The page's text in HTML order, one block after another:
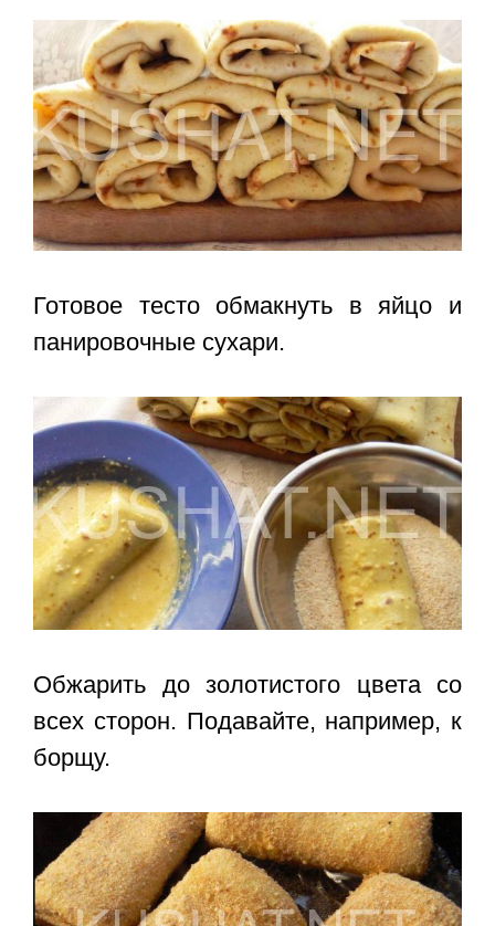
Готовое тесто обмакнуть в яйцо и
панировочные сухари.
Обжарить до золотистого цвета со
всех сторон. Подавайте, например, к
борщу.